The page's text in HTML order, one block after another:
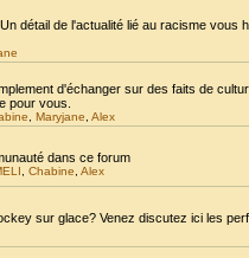
détail de l'actualité lié au racisme
d'échanger sur des faits de
pour vous.
Maryjane Alex
dans ce forum
Chabine Alex
sur glace? Venez discutez ici les